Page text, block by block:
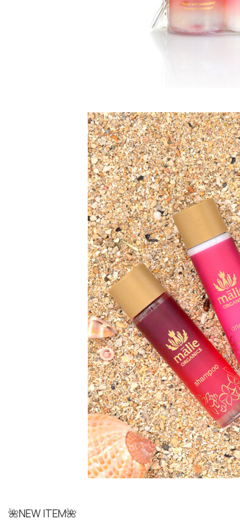
🌺NEW ITEM🌺